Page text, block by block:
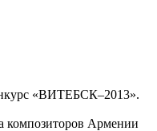
«ВИТЕБСК–2013».
композиторов Армении